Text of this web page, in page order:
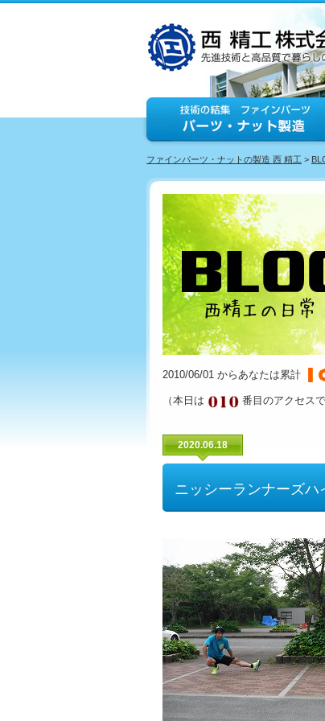
ファインパーツ・ナットの製造 西 精工 >
2010/06/01 からあなたは累計
（本日は 番目のアクセス
2020.06.18
ニッシーランナーズ